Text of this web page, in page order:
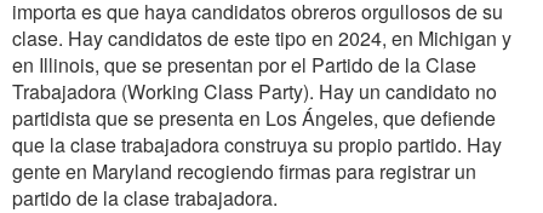
importa es que haya candidatos obreros orgullosos de su
clase. Hay candidatos de este tipo en 2024, en Michigan y
en Illinois, que se presentan por el Partido de la Clase
Trabajadora (Working Class Party). Hay un candidato no
partidista que se presenta en Los Ángeles, que defiende
que la clase trabajadora construya su propio partido. Hay
gente en Maryland recogiendo firmas para registrar un
partido de la clase trabajadora.